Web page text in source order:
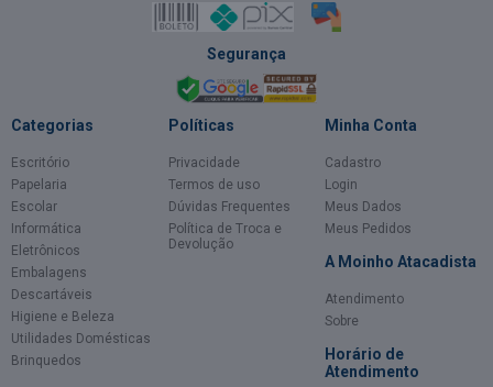
Segurança
Categorias
Escritório
Papelaria
Escolar
Informática
Eletrônicos
Embalagens
Descartáveis
Higiene e Beleza
Utilidades Domésticas
Brinquedos
Políticas
Privacidade
Termos de uso
Dúvidas Frequentes
Política de Troca e
Devolução
Minha Conta
Cadastro
Login
Meus Dados
Meus Pedidos
A Moinho Atacadista
Atendimento
Sobre
Horário de
Atendimento